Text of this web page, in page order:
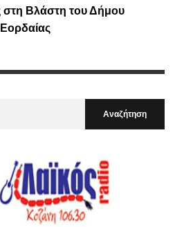
στη Βλάστη του Δήμου
Εορδαίας